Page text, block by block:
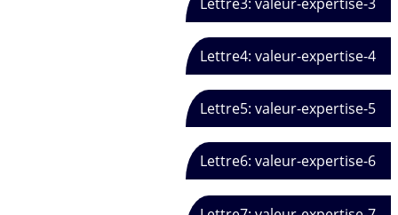
Lettre4: valeur-expertise-4
Lettre5: valeur-expertise-5
Lettre6: valeur-expertise-6